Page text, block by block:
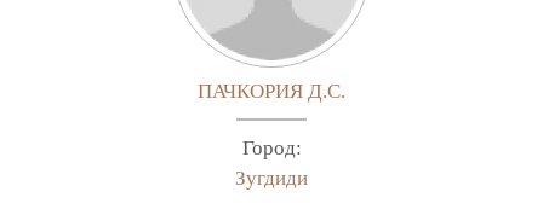
ПАЧКОРИЯ Д.С.
Город:
Зугдиди